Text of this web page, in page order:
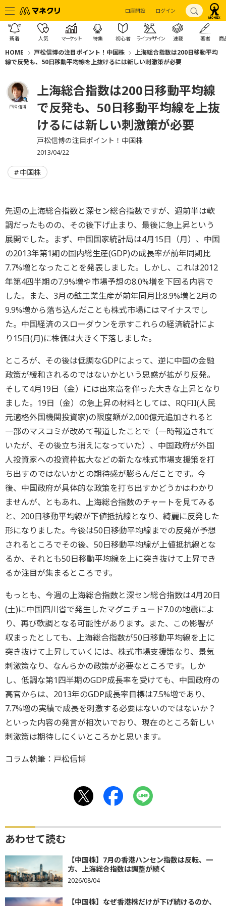
口座開設 ログイン
新着 人気 マーケット 特集 初心者 ライフデザイン 連載 著者 商
HOME 戸松信博の注目ポイント！中国株
上海総合指数は200日移動平均
線で反発も、50日移動平均線を上抜けるには新しい刺激策が必要
戸松 信博
上海総合指数は200日移動平均線
で反発も、50日移動平均線を上抜
けるには新しい刺激策が必要
戸松信博の注目ポイント！中国株
2013/04/22
中国株
先週の上海総合指数と深セン総合指数ですが、週前半は軟
調だったものの、その後下げ止まり、最後に急上昇という
展開でした。まず、中国国家統計局は4月15日（月）、中国
の2013年第1期の国内総生産(GDP)の成長率が前年同期比
7.7%増となったことを発表しました。しかし、これは2012
年第4四半期の7.9%増や市場予想の8.0%増を下回る内容で
した。また、3月の鉱工業生産が前年同月比8.9%増と2月の
9.9%増から落ち込んだことも株式市場にはマイナスでし
た。中国経済のスローダウンを示すこれらの経済統計によ
り15日(月)に株価は大きく下落しました。
ところが、その後は低調なGDPによって、逆に中国の金融
政策が緩和されるのではないかという思惑が拡がり反発。
そして4月19日（金）には出来高を伴った大きな上昇となり
ました。19日（金）の急上昇の材料としては、RQFII(人民
元適格外国機関投資家)の限度額が2,000億元追加されると
一部のマスコミが改めて報道したことで（一時報道されて
いたが、その後立ち消えになっていた）、中国政府が外国
人投資家への投資枠拡大などの新たな株式市場支援策を打
ち出すのではないかとの期待感が膨らんだことです。今
後、中国政府が具体的な政策を打ち出すかどうかはわかり
ませんが、ともあれ、上海総合指数のチャートを見てみる
と、200日移動平均線が下値抵抗線となり、綺麗に反発した
形になりました。今後は50日移動平均線までの反発が予想
されるところでその後、50日移動平均線が上値抵抗線とな
るか、それとも50日移動平均線を上に突き抜けて上昇でき
るか注目が集まるところです。
もっとも、今週の上海総合指数と深セン総合指数は4月20日
(土)に中国四川省で発生したマグニチュード7.0の地震によ
り、再び軟調となる可能性があります。また、この影響が
収まったとしても、上海総合指数が50日移動平均線を上に
突き抜けて上昇していくには、株式市場支援策なり、景気
刺激策なり、なんらかの政策が必要なところです。しか
し、低調な第1四半期のGDP成長率を受けても、中国政府の
高官からは、2013年のGDP成長率目標は7.5%増であり、
7.7%増の実績で成長を刺激する必要はないのではないか？
といった内容の発言が相次いでおり、現在のところ新しい
刺激策は期待しにくいところかと思います。
コラム執筆：戸松信博
あわせて読む
【中国株】7月の香港ハンセン指数は反転、一
方、上海総合指数は調整が続く
2026/08/04
【中国株】なぜ香港株だけが下げ続けるのか、